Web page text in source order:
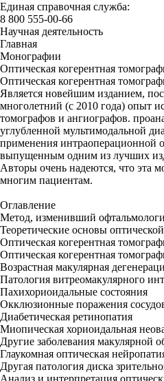
Единая справочная служба:
8 800 555-00-66
Научная деятельность
Главная
Монографии
Оптическая когерентная
Оптическая когерентная
Является новейшим изданием,
многолетний (с 2010 года) опыт
томографов и ангиографов.
углубленной мультимодальной
применения интраоперационной
выпущенным одним из лучших
Авторы очень надеются, что эта
многим пациентам.
Оглавление
Метод, изменивший
Теоретические основы
Оптическая когерентная
Оптическая когерентная
Возрастная макулярная
Патология витреомакулярного
Пахихориоидальные состояния
Окклюзионные поражения
Диабетическая ретинопатия
Миопическая хориоидальная
Другие заболевания макулярной
Глаукомная оптическая
Другая патология диска
Анализ и интерпретация